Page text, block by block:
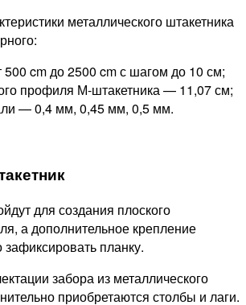
металлического штакетника
cm до 2500 cm с шагом до 10 см;
профиля М-штакетника — 11,07 см;
— 0,4 мм, 0,45 мм, 0,5 мм.
для создания плоского
а дополнительное крепление
планку.
забора из металлического
приобретаются столбы и лаги.